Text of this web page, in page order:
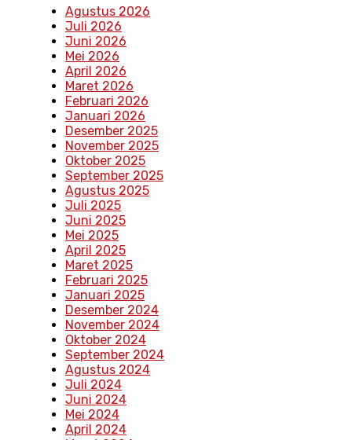
Agustus 2026
Juli 2026
Juni 2026
Mei 2026
April 2026
Maret 2026
Februari 2026
Januari 2026
Desember 2025
November 2025
Oktober 2025
September 2025
Agustus 2025
Juli 2025
Juni 2025
Mei 2025
April 2025
Maret 2025
Februari 2025
Januari 2025
Desember 2024
November 2024
Oktober 2024
September 2024
Agustus 2024
Juli 2024
Juni 2024
Mei 2024
April 2024